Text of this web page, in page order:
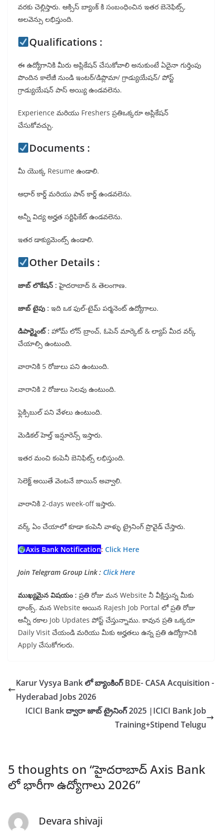
వరకు చెల్లిస్తారు. ఆక్సిస్ బ్యాంక్ కి సంబంధించిన ఇతర బెనెఫిట్స్,
అలవెన్సు లభిస్తుంది.
Qualifications :
ఈ ఉద్యోగానికి మీరు అప్లికేషన్ చేసుకోవాలి అనుకుంటే ఏదైనా గుర్తింపు
పొందిన కాలేజీ నుండి ఇంటర్/డిప్లొమా/ గ్రాడ్యుయేషన్/ పోస్ట్
గ్రాడ్యుయేషన్ పాస్ అయ్యి ఉండవలెను.
Experience మరియు Freshers ప్రతిఒక్కరూ అప్లికేషన్
చేసుకోవచ్చు.
Documents :
మీ యొక్క Resume ఉండాలి.
ఆధార్ కార్డ్ మరియు పాన్ కార్డ్ ఉండవలెను.
అన్నీ విద్య అర్హత సర్టిఫికేట్ ఉండవలెను.
ఇతర డాక్యుమెంట్స్ ఉండాలి.
Other Details :
జాబ్ లొకేషన్ : హైదరాబాద్ & తెలంగాణ.
జాబ్ టైపు : ఇది ఒక ఫుల్-టైమ్ పర్మనెంట్ ఉద్యోగాలు.
డిపార్ట్మెంట్ : హోమ్ లోన్ బ్రాంచ్, ఓపెన్ మార్కెట్ & ల్యాప్ మీద వర్క్
చేయాల్సి ఉంటుంది.
వారానికి 5 రోజులు పని ఉంటుంది.
వారానికి 2 రోజులు సెలవు ఉంటుంది.
ఫ్లెక్సిబుల్ పని వేళలు ఉంటుంది.
మెడికల్ హెల్త్ ఇన్షూరెన్స్ ఇస్తారు.
ఇతర మంచి కంపెనీ బెనిఫిట్స్ లభిస్తుంది.
సెలెక్ట్ అయితే వెంటనే జాయిన్ అవ్వాలి.
వారానికి 2-days week-off ఇస్తారు.
వర్క్ ఏం చేయాలో కూడా కంపెనీ వాళ్ళు ట్రైనింగ్ ప్రొవైడ్ చేస్తారు.
Axis Bank Notification: Click Here
Join Telegram Group Link : Click Here
ముఖ్యమైన విషయం : ప్రతి రోజు మన Website నీ వీక్షిస్తున్న మీకు
థాంక్స్. మన Website అయిన Rajesh Job Portal లో ప్రతి రోజు
అన్నీ రకాల Job Updates పోస్ట్ చేస్తున్నాము. కావున ప్రతి ఒక్కరూ
Daily Visit చేయండి మరియు మీకు అర్హతలు ఉన్న ప్రతి ఉద్యోగానికి
Apply చేసుకోగలరు.
Karur Vysya Bank లో బ్యాంకింగ్ BDE- CASA Acquisition -
Hyderabad Jobs 2026
ICICI Bank ద్వారా జాబ్ ట్రైనింగ్ 2025 |ICICI Bank Job
Training+Stipend Telugu
5 thoughts on “హైదరాబాద్ Axis Bank
లో భారీగా ఉద్యోగాలు 2026”
Devara shivaji